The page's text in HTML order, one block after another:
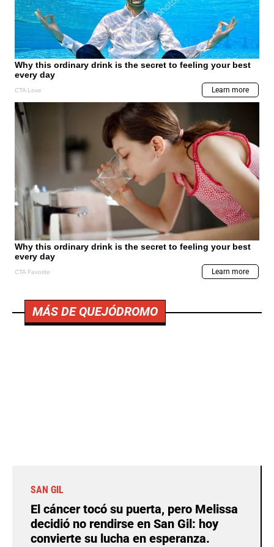
MÁS DE QUEJÓDROMO
SAN GIL
El cáncer tocó su puerta, pero Melissa
decidió no rendirse en San Gil: hoy
convierte su lucha en esperanza.